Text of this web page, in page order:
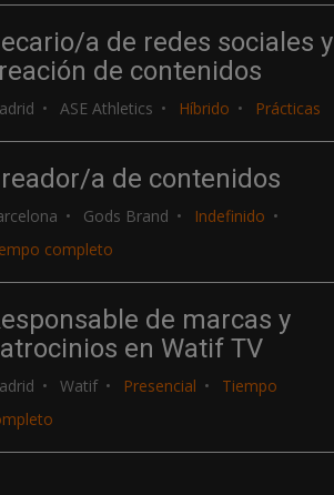
a de redes sociales y
de contenidos
ASE Athletics Híbrido Prácticas
a de contenidos
Gods Brand
Indefinido
completo
de marcas y
en Watif TV
Watif Presencial
Tiempo